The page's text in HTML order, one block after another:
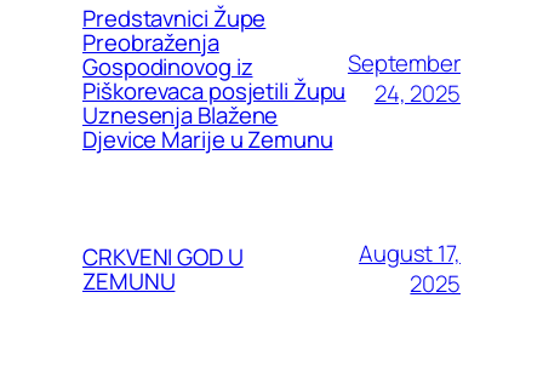
Predstavnici Župe
Preobraženja
Gospodinovog iz
Piškorevaca posjetili Župu
Uznesenja Blažene
Djevice Marije u Zemunu
September
24, 2025
CRKVENI GOD U
ZEMUNU
August 17,
2025